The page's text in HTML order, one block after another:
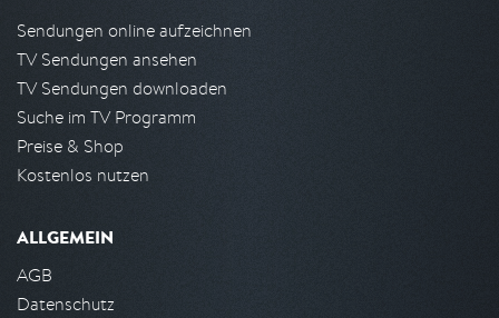
Sendungen online aufzeichnen
TV Sendungen ansehen
TV Sendungen downloaden
Suche im TV Programm
Preise & Shop
Kostenlos nutzen
ALLGEMEIN
AGB
Datenschutz